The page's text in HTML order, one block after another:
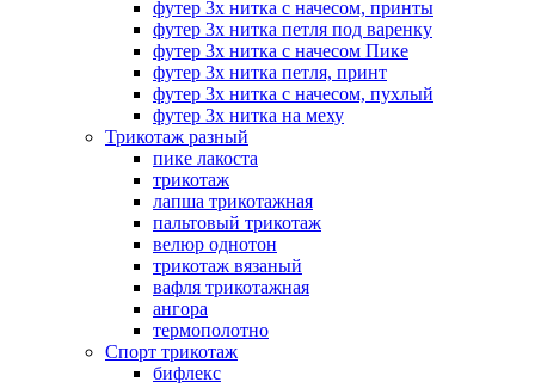
футер 3х нитка с начесом, принты
футер 3х нитка петля под варенку
футер 3х нитка с начесом Пике
футер 3х нитка петля, принт
футер 3х нитка с начесом, пухлый
футер 3х нитка на меху
Трикотаж разный
пике лакоста
трикотаж
лапша трикотажная
пальтовый трикотаж
велюр однотон
трикотаж вязаный
вафля трикотажная
ангора
термополотно
Спорт трикотаж
бифлекс